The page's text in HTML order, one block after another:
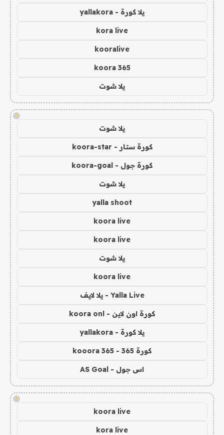
يلا كورة - yallakora
kora live
kooralive
koora 365
يلا شوت
!
يلا شوت
كورة ستار - koora-star
كورة جول - koora-goal
يلا شوت
yalla shoot
koora live
koora live
يلا شوت
koora live
Yalla Live - يلا لايف
كورة اون لاين - koora onl
يلا كورة - yallakora
كورة 365 - kooora 365
اس جول - AS Goal
!
koora live
kora live